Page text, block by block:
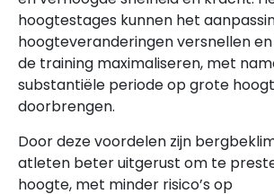
hoogtestages kunnen het
hoogteveranderingen versnellen
de training maximaliseren, met
substantiële periode op grote
doorbrengen.
Door deze voordelen zijn
atleten beter uitgerust om te
hoogte, met minder risico’s op